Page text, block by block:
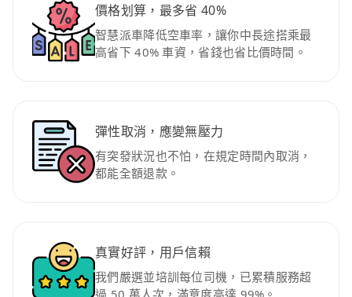
價格划算，最多省 40%
智慧派車降低空車率，讓你中長途搭乘最
高省下 40% 車資，省錢也省比價時間。
彈性取消，應變無壓力
有突發狀況也不怕，在規定時間內取消，
都能全額退款。
真實好評，用戶信賴
我們嚴選並培訓每位司機，已累積服務超